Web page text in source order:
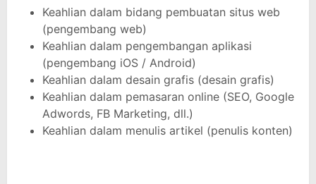
Keahlian dalam bidang pembuatan situs web
(pengembang web)
Keahlian dalam pengembangan aplikasi
(pengembang iOS / Android)
Keahlian dalam desain grafis (desain grafis)
Keahlian dalam pemasaran online (SEO, Google
Adwords, FB Marketing, dll.)
Keahlian dalam menulis artikel (penulis konten)